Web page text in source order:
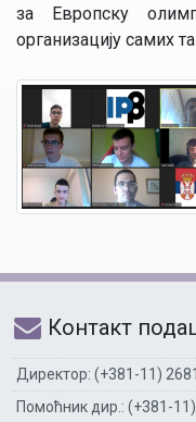
за Европску
организацију самих
Контакт
Директор: (+381-11)
Помоћник дир.: (+381-